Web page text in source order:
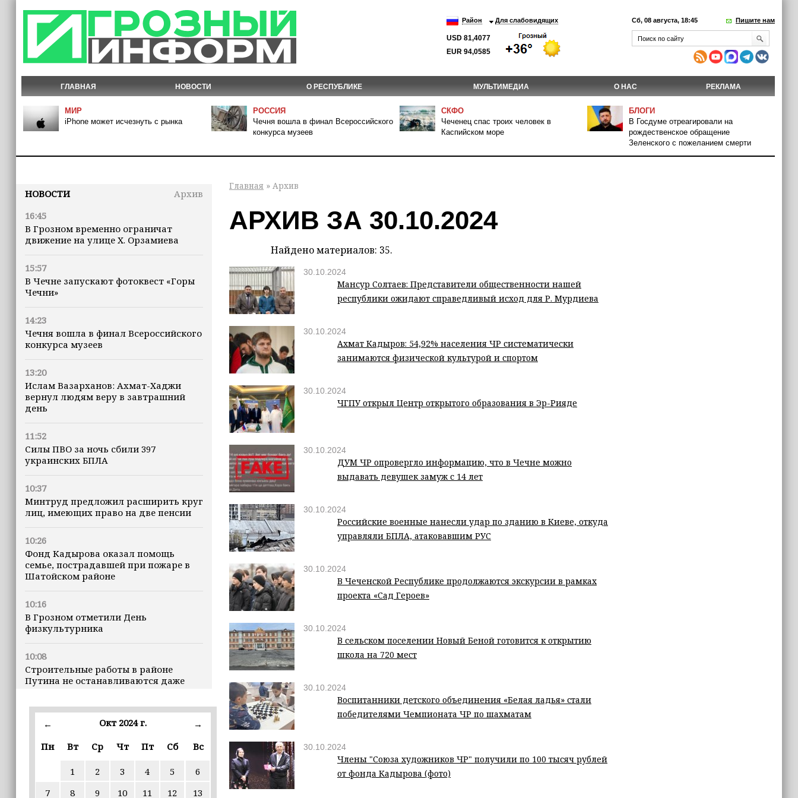
Район Для слабовидящих
USD 81,4077
EUR 94,0585
Сб, 08 августа, 18:45 Пишите нам
ГЛАВНАЯ НОВОСТИ О РЕСПУБЛИКЕ МУЛЬТИМЕДИА О НАС РЕКЛАМА
МИР
iPhone может исчезнуть с рынка
РОССИЯ
Чечня вошла в финал Всероссийского
конкурса музеев
СКФО
Чеченец спас троих человек в
Каспийском море
БЛОГИ
В Госдуме отреагировали на
рождественское обращение
Зеленского с пожеланием смерти
НОВОСТИ
Архив
16:45
В Грозном временно ограничат
движение на улице Х. Орзамиева
15:57
В Чечне запускают фотоквест «Горы
Чечни»
14:23
Чечня вошла в финал Всероссийского
конкурса музеев
13:20
Ислам Вазарханов: Ахмат-Хаджи
вернул людям веру в завтрашний
день
11:52
Силы ПВО за ночь сбили 397
украинских БПЛА
10:37
Минтруд предложил расширить круг
лиц, имеющих право на две пенсии
10:26
Фонд Кадырова оказал помощь
семье, пострадавшей при пожаре в
Шатойском районе
10:16
В Грозном отметили День
физкультурника
10:08
Строительные работы в районе
Путина не останавливаются даже
марта
← Окт 2024 г.
→
Пн
Вт Ср Чт Пт Сб Вс
1 2 3 4 5
6
7
8 9 10 11 12 13
Главная » Архив
АРХИВ ЗА 30.10.2024
Найдено материалов: 35.
30.10.2024
Мансур Солтаев: Представители общественности нашей
республики ожидают справедливый исход для Р. Мурдиева
30.10.2024
Ахмат Кадыров: 54,92% населения ЧР систематически
занимаются физической культурой и спортом
30.10.2024
ЧГПУ открыл Центр открытого образования в Эр-Рияде
30.10.2024
ДУМ ЧР опровергло информацию, что в Чечне можно
выдавать девушек замуж с 14 лет
30.10.2024
Российские военные нанесли удар по зданию в Киеве, откуда
управляли БПЛА, атаковавшим РУС
30.10.2024
В Чеченской Республике продолжаются экскурсии в рамках
проекта «Сад Героев»
30.10.2024
В сельском поселении Новый Беной готовится к открытию
школа на 720 мест
30.10.2024
Воспитанники детского объединения «Белая ладья» стали
победителями Чемпионата ЧР по шахматам
30.10.2024
Члены "Союза художников ЧР" получили по 100 тысяч рублей
от фонда Кадырова (фото)